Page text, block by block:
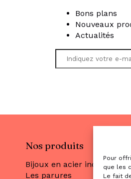
Pour
que les
Le fait
Bons plans
Nouveaux
Actualités
Nos produits
Bijoux en acier inoxydable
Les parures